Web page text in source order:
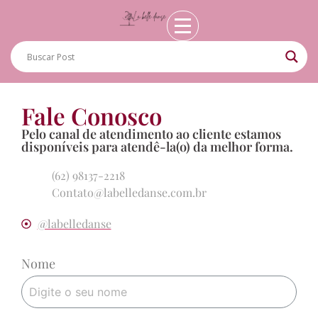
Fale Conosco
Pelo canal de atendimento ao cliente estamos
disponíveis para atendê-la(o) da melhor forma.
(62) 98137-2218
Contato@labelledanse.com.br
@labelledanse
Nome